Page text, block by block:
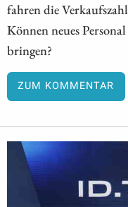
fahren die
Können neues
bringen?
ZUM KOMMENTAR